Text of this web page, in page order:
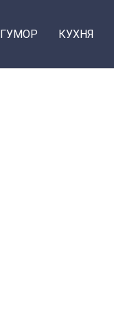
ГУМОР КУХНЯ